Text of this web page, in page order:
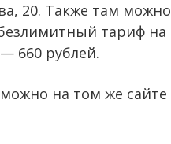
20. Также там
тариф на
660 рублей.
на том же